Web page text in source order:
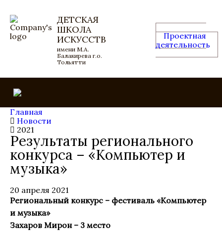
ДЕТСКАЯ
ШКОЛА
ИСКУССТВ
имени М.А.
Балакирева г.о.
Тольятти
Проектная
деятельность
Главная
Новости
2021
Результаты регионального
конкурса – «Компьютер и
музыка»
20 апреля 2021
Региональный конкурс – фестиваль «Компьютер
и музыка»
Захаров Мирон – 3 место